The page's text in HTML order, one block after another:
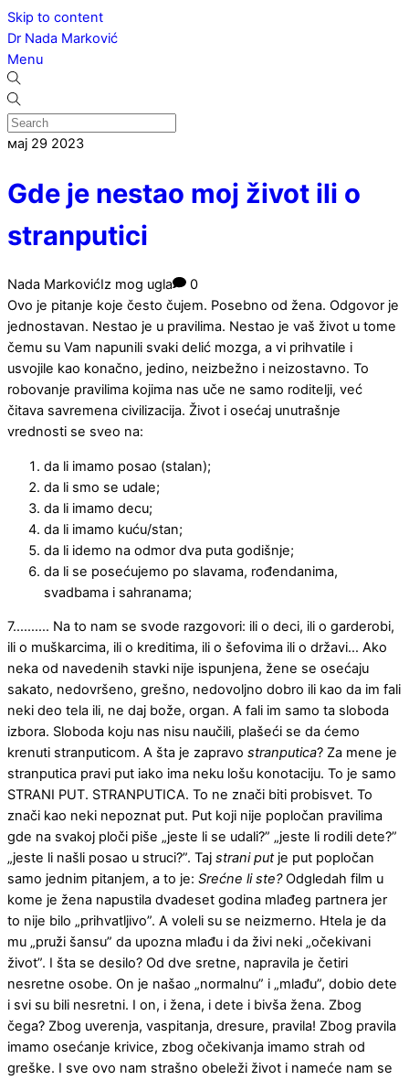
Skip to content
Dr Nada Marković
Menu
мај 29 2023
Gde je nestao moj život ili o
stranputici
Nada MarkovićIz mog ugla
0
Ovo je pitanje koje često čujem. Posebno od žena. Odgovor je
jednostavan. Nestao je u pravilima. Nestao je vaš život u tome
čemu su Vam napunili svaki delić mozga, a vi prihvatile i
usvojile kao konačno, jedino, neizbežno i neizostavno. To
robovanje pravilima kojima nas uče ne samo roditelji, već
čitava savremena civilizacija. Život i osećaj unutrašnje
vrednosti se sveo na:
da li imamo posao (stalan);
da li smo se udale;
da li imamo decu;
da li imamo kuću/stan;
da li idemo na odmor dva puta godišnje;
da li se posećujemo po slavama, rođendanima,
svadbama i sahranama;
7………. Na to nam se svode razgovori: ili o deci, ili o garderobi,
ili o muškarcima, ili o kreditima, ili o šefovima ili o državi… Ako
neka od navedenih stavki nije ispunjena, žene se osećaju
sakato, nedovršeno, grešno, nedovoljno dobro ili kao da im fali
neki deo tela ili, ne daj bože, organ. A fali im samo ta sloboda
izbora. Sloboda koju nas nisu naučili, plašeći se da ćemo
krenuti stranputicom. A šta je zapravo stranputica? Za mene je
stranputica pravi put iako ima neku lošu konotaciju. To je samo
STRANI PUT. STRANPUTICA. To ne znači biti probisvet. To
znači kao neki nepoznat put. Put koji nije popločan pravilima
gde na svakoj ploči piše „jeste li se udali?” „jeste li rodili dete?”
„jeste li našli posao u struci?”. Taj strani putje put popločan
samo jednim pitanjem, a to je: Srećne li ste?Odgledah film u
kome je žena napustila dvadeset godina mlađeg partnera jer
to nije bilo „prihvatljivo”. A voleli su se neizmerno. Htela je da
mu „pruži šansu” da upozna mlađu i da živi neki „očekivani
život”. I šta se desilo? Od dve sretne, napravila je četiri
nesretne osobe. On je našao „normalnu” i „mlađu”, dobio dete
i svi su bili nesretni. I on, i žena, i dete i bivša žena. Zbog
čega? Zbog uverenja, vaspitanja, dresure, pravila! Zbog pravila
imamo osećanje krivice, zbog očekivanja imamo strah od
greške. I sve ovo nam strašno obeleži život i nameće nam se